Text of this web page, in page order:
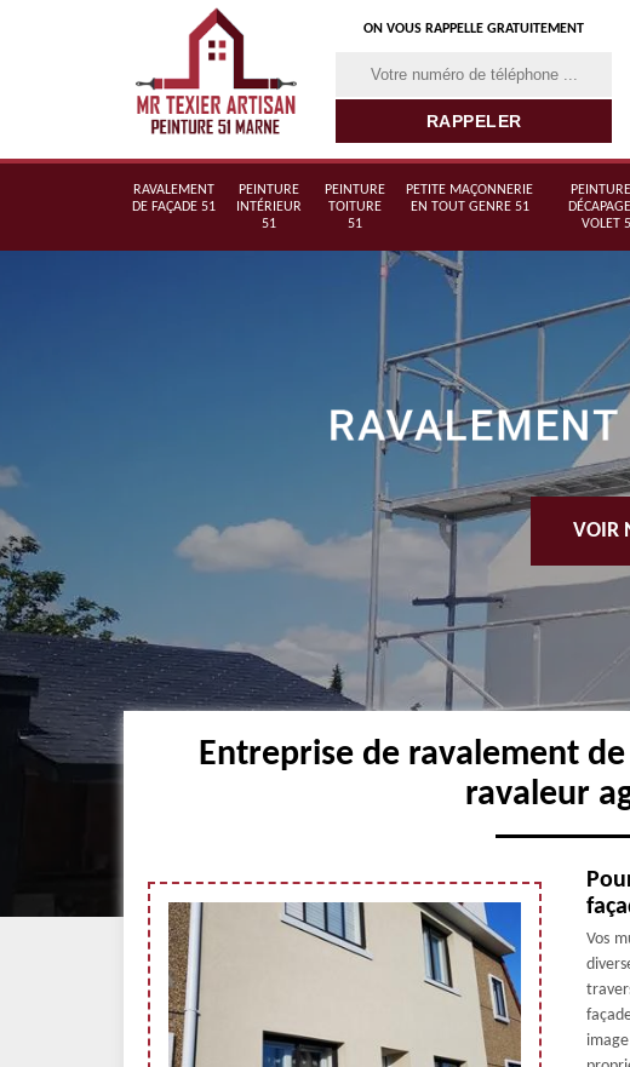
ON VOUS RAPPELLE GRATUITEMENT
RAVALEMENT
DE FAÇADE 51
PEINTURE
INTÉRIEUR
51
PEINTURE
TOITURE
51
PETITE MAÇONNERIE
EN TOUT GENRE 51
VOLET
VOIR
Entreprise de ravalement
ravaleur
Vos